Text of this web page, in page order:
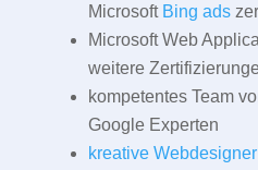
Microsoft Bing ads
Microsoft Web
weitere
kompetentes Team
Google Experten
kreative Webdesigner